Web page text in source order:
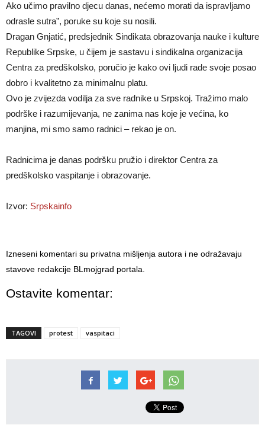
Ako učimo pravilno djecu danas, nećemo morati da ispravljamo
odrasle sutra”, poruke su koje su nosili.
Dragan Gnjatić, predsjednik Sindikata obrazovanja nauke i kulture
Republike Srpske, u čijem je sastavu i sindikalna organizacija
Centra za predškolsko, poručio je kako ovi ljudi rade svoje posao
dobro i kvalitetno za minimalnu platu.
Ovo je zvijezda vodilja za sve radnike u Srpskoj. Tražimo malo
podrške i razumijevanja, ne zanima nas koje je većina, ko
manjina, mi smo samo radnici – rekao je on.
Radnicima je danas podršku pružio i direktor Centra za
predškolsko vaspitanje i obrazovanje.
Izvor: Srpskainfo
Izneseni komentari su privatna mišljenja autora i ne odražavaju
stavove redakcije BLmojgrad portala.
Ostavite komentar:
TAGOVI protest vaspitaci